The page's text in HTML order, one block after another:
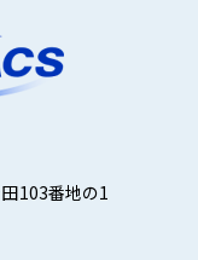
103番地の1